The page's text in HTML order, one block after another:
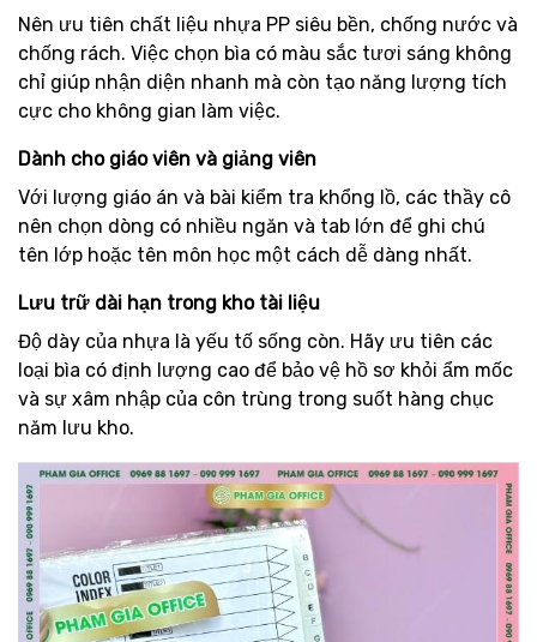
Nên ưu tiên chất liệu nhựa PP siêu bền, chống nước và
chống rách. Việc chọn bìa có màu sắc tươi sáng không
chỉ giúp nhận diện nhanh mà còn tạo năng lượng tích
cực cho không gian làm việc.
Dành cho giáo viên và giảng viên
Với lượng giáo án và bài kiểm tra khổng lồ, các thầy cô
nên chọn dòng có nhiều ngăn và tab lớn để ghi chú
tên lớp hoặc tên môn học một cách dễ dàng nhất.
Lưu trữ dài hạn trong kho tài liệu
Độ dày của nhựa là yếu tố sống còn. Hãy ưu tiên các
loại bìa có định lượng cao để bảo vệ hồ sơ khỏi ẩm mốc
và sự xâm nhập của côn trùng trong suốt hàng chục
năm lưu kho.